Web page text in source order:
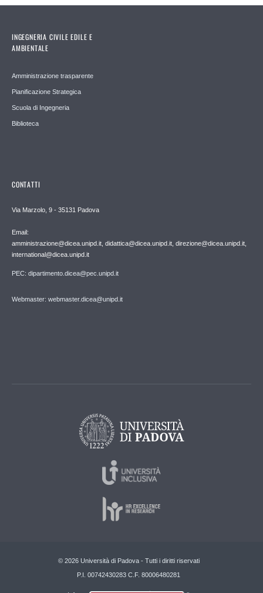
INGEGNERIA CIVILE EDILE E
AMBIENTALE
Amministrazione trasparente
Pianificazione Strategica
Scuola di Ingegneria
Biblioteca
CONTATTI
Via Marzolo, 9 - 35131 Padova
Email:
amministrazione@dicea.unipd.it, didattica@dicea.unipd.it, direzione@dicea.unipd.it,
international@dicea.unipd.it
PEC: dipartimento.dicea@pec.unipd.it
Webmaster: webmaster.dicea@unipd.it
© 2026 Università di Padova - Tutti i diritti riservati
P.I. 00742430283 C.F. 80006480281